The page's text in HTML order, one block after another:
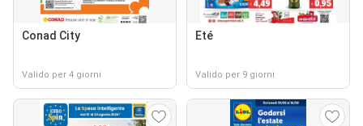
Conad City
Valido per 4 giorni
Eté
Valido per 9 giorni